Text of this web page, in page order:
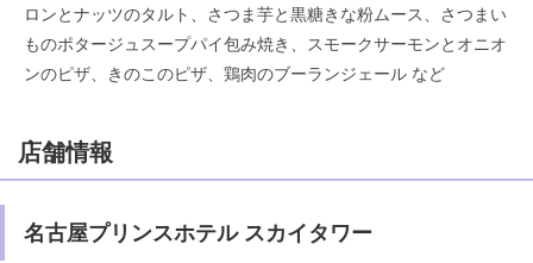
ロンとナッツのタルト、さつま芋と黒糖きな粉ムース、さつまい
ものポタージュスープパイ包み焼き、スモークサーモンとオニオ
ンのピザ、きのこのピザ、鶏肉のブーランジェール など
店舗情報
名古屋プリンスホテル スカイタワー